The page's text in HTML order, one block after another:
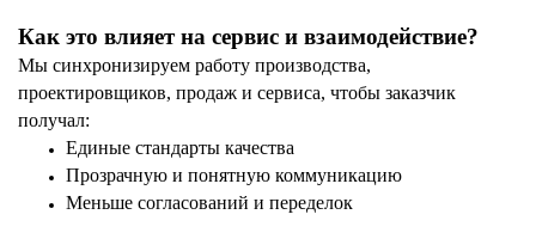
Как это влияет на сервис и взаимодействие?
Мы синхронизируем работу производства,
проектировщиков, продаж и сервиса, чтобы заказчик
получал:
Единые стандарты качества
Прозрачную и понятную коммуникацию
Меньше согласований и переделок